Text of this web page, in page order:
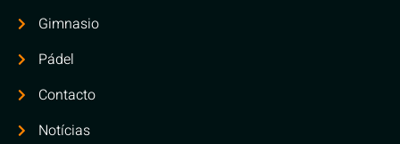
Gimnasio
Pádel
Contacto
Notícias